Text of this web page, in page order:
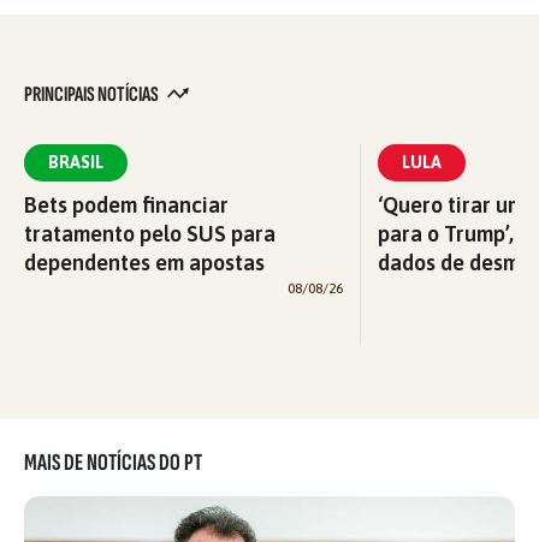
PRINCIPAIS NOTÍCIAS
BRASIL
Bets podem financiar
tratamento pelo SUS para
dependentes em apostas
08/08/26
LULA
‘Quero tirar
para o Trump’,
dados de
MAIS DE NOTÍCIAS DO PT